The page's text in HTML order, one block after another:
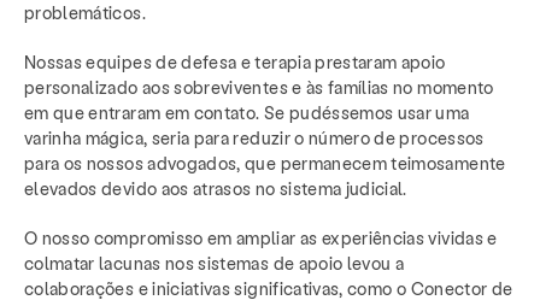
problemáticos.
Nossas equipes de defesa e terapia prestaram apoio
personalizado aos sobreviventes e às famílias no momento
em que entraram em contato. Se pudéssemos usar uma
varinha mágica, seria para reduzir o número de processos
para os nossos advogados, que permanecem teimosamente
elevados devido aos atrasos no sistema judicial.
O nosso compromisso em ampliar as experiências vividas e
colmatar lacunas nos sistemas de apoio levou a
colaborações e iniciativas significativas, como o Conector de